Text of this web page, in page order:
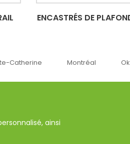
ENCASTRÉS DE
Montréal Oka Laval
ainsi